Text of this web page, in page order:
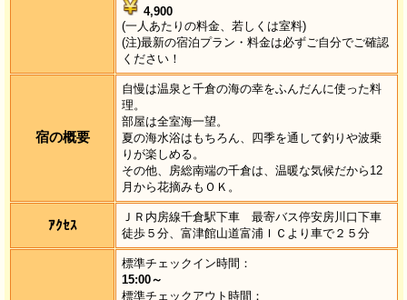
4,900
(一人あたりの料金、若しくは室料)
(注)最新の宿泊プラン・料金は必ずご自分でご確認
ください！
宿の概要
自慢は温泉と千倉の海の幸をふんだんに使った料
理。
部屋は全室海一望。
夏の海水浴はもちろん、四季を通して釣りや波乗
りが楽しめる。
その他、房総南端の千倉は、温暖な気候だから12
月から花摘みもＯＫ。
ｱｸｾｽ
ＪＲ内房線千倉駅下車 最寄バス停安房川口下車
徒歩５分、富津館山道富浦ＩＣより車で２５分
標準チェックイン時間：
15:00～
標準チェックアウト時間：